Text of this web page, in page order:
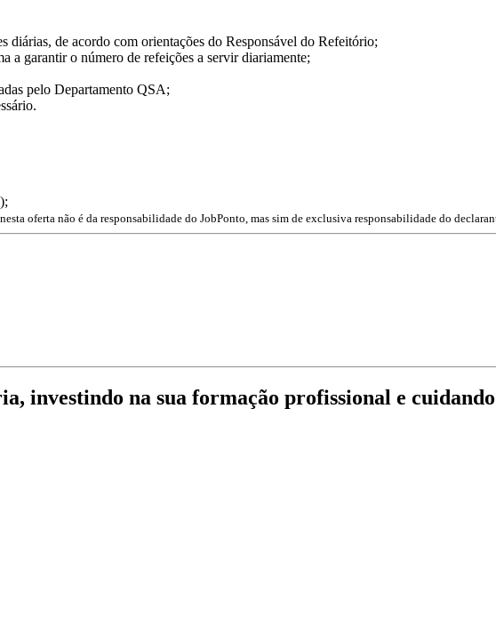
diárias, de acordo com orientações do Responsável do Refeitório;
a garantir o número de refeições a servir diariamente;
pelo Departamento QSA;
oferta não é da responsabilidade do JobPonto, mas sim de exclusiva responsabilidade do
investindo na sua formação profissional e